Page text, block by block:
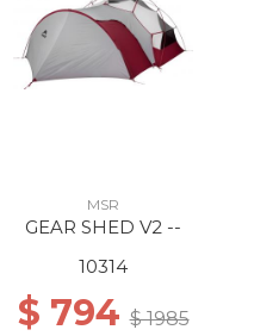
MSR
GEAR SHED V2 --
10314
$ 794$ 1985